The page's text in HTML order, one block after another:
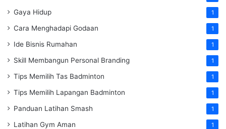
Gaya Hidup 1
Cara Menghadapi Godaan 1
Ide Bisnis Rumahan 1
Skill Membangun Personal Branding 1
Tips Memilih Tas Badminton 1
Tips Memilih Lapangan Badminton 1
Panduan Latihan Smash 1
Latihan Gym Aman 1